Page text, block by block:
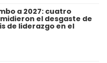
a 2027: cuatro
el desgaste de
de liderazgo en el